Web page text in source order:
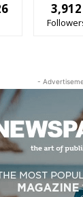
3,912
-